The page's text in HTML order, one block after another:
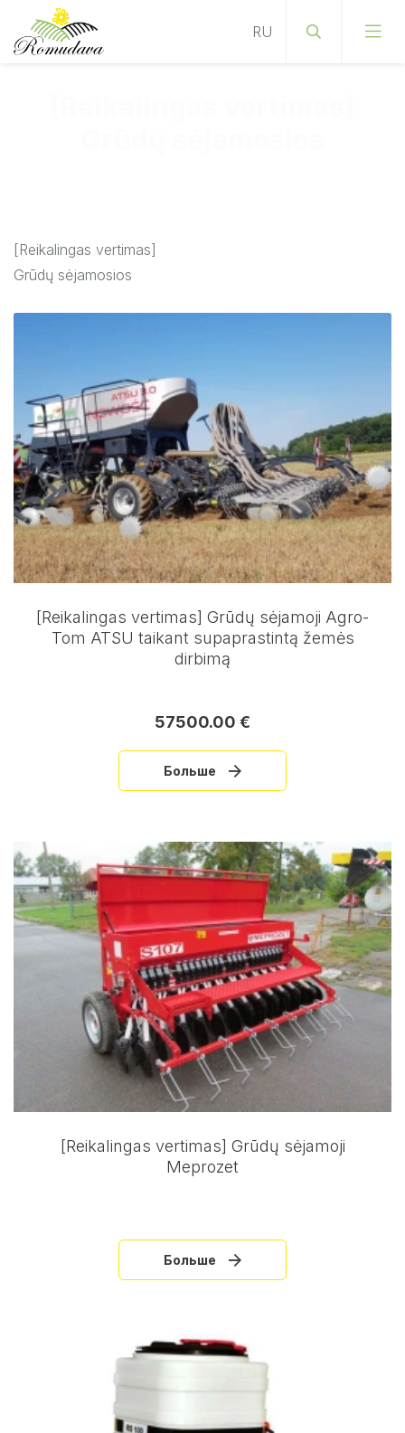
[Reikalingas vertimas]
Grūdų sėjamosios
[Reikalingas vertimas] Grūdų sėjamoji Agro-
Tom ATSU taikant supaprastintą žemės
dirbimą
57500.00 €
Больше
[Reikalingas vertimas] Grūdų sėjamoji
Meprozet
Больше